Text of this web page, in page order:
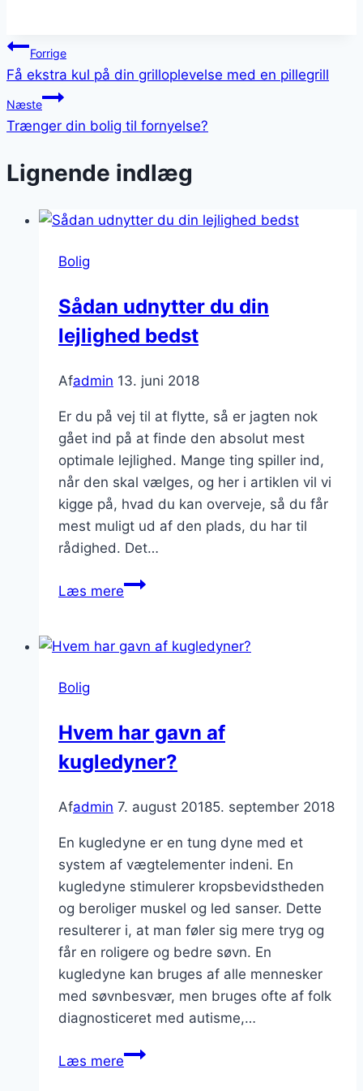
Indlægsnavigation
Forrige
Få ekstra kul på din grilloplevelse med en pillegrill
Næste
Trænger din bolig til fornyelse?
Lignende indlæg
Bolig
Sådan udnytter du din
lejlighed bedst
Afadmin 13. juni 2018
Er du på vej til at flytte, så er jagten nok
gået ind på at finde den absolut mest
optimale lejlighed. Mange ting spiller ind,
når den skal vælges, og her i artiklen vil vi
kigge på, hvad du kan overveje, så du får
mest muligt ud af den plads, du har til
rådighed. Det…
Læs mereSådan
din
Bolig
Hvem har gavn af
kugledyner?
Afadmin 7. august 20185. september 2018
En kugledyne er en tung dyne med et
system af vægtelementer indeni. En
kugledyne stimulerer kropsbevidstheden
og beroliger muskel og led sanser. Dette
resulterer i, at man føler sig mere tryg og
får en roligere og bedre søvn. En
kugledyne kan bruges af alle mennesker
med søvnbesvær, men bruges ofte af folk
diagnosticeret med autisme,…
Læs mereHvem